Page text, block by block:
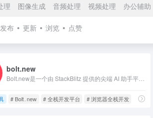
理 图像生成 音频处理 视频处理 办公辅助
发布 更新 浏览 点赞
bolt.new
# Bolt․new # 全栈开发平台 # 浏览器全栈开发